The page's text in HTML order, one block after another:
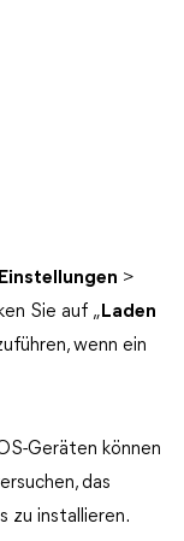
Einstellungen >
Sie auf „ Laden
wenn ein
Geräten können
das
zu installieren.